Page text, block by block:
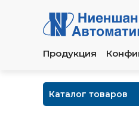
Продукция
Каталог товаров